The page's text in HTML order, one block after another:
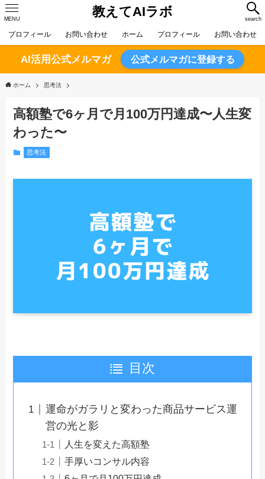
教えてAIラボ search
MENU
プロフィール お問い合わせ ホーム プロフィール お問い合わせ
AI活用公式メルマガ 公式メルマガに登録する
ホーム 思考法
高額塾で6ヶ月で月100万円達成〜人生変
わった〜
思考法
目次
運命がガラリと変わった商品サービス運
営の光と影
人生を変えた高額塾
手厚いコンサル内容